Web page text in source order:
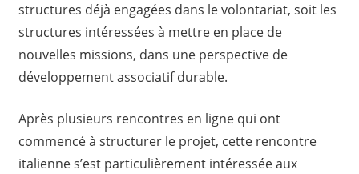
structures déjà engagées dans le volontariat, soit les
structures intéressées à mettre en place de
nouvelles missions, dans une perspective de
développement associatif durable.
Après plusieurs rencontres en ligne qui ont
commencé à structurer le projet, cette rencontre
italienne s’est particulièrement intéressée aux